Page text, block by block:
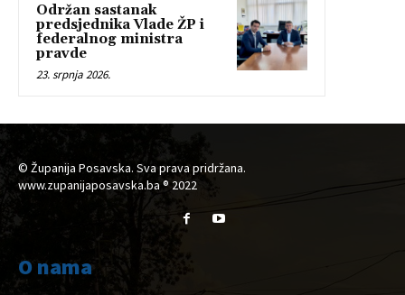
Održan sastanak
predsjednika Vlade ŽP i
federalnog ministra
pravde
23. srpnja 2026.
© Županija Posavska. Sva prava pridržana.
www.zupanijaposavska.ba ® 2022
O nama